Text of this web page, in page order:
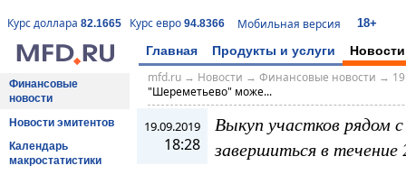
Курс доллара 82.1665 Курс евро 94.8366 Мобильная версия 18+
Главная Продукты и услуги Новости
Финансовые
новости
Новости эмитентов
Календарь
макростатистики
mfd.ru→ Новости → Финансовые новости →
"Шереметьево" може...
19.09.2019
18:28
Выкуп участков
завершиться в течение